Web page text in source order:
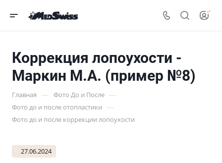
Коррекция лопоухости -
Маркин М.А. (пример №8)
Главная — Фото До и После —
Фото до и после отопластики —
Фото до и после коррекции лопоухости
27.06.2024